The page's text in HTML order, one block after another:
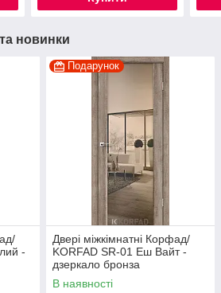
новинки
-
Подарунок
Двері міжкімнатні Корфад/
KORFAD SR-01 Еш Вайт -
дзеркало бронза
В наявності